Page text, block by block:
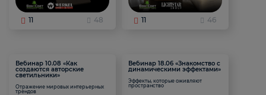
11 48 11 46
Вебинар 10.08 «Как
создаются авторские
светильники»
Отражение мировых интерьерных
трендов
Вебинар 18.06 «Знакомство с
динамическими эффектами»
Эффекты, которые оживляют
пространство